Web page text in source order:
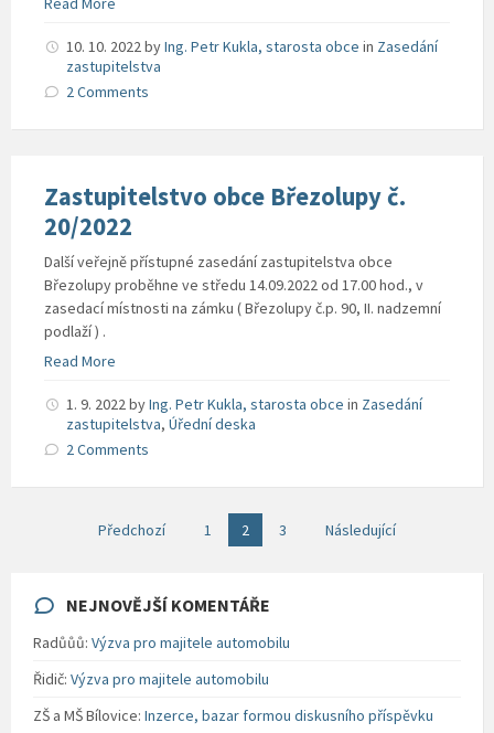
10. 10. 2022byIng. Petr Kukla, starosta obce in Zasedání
zastupitelstva
2 Comments
Zastupitelstvo obce Březolupy č.
20/2022
Další veřejně přístupné zasedání zastupitelstva obce
Březolupy proběhne ve středu 14.09.2022 od 17.00 hod., v
zasedací místnosti na zámku ( Březolupy č.p. 90, II. nadzemní
podlaží ) .
Read More
1. 9. 2022byIng. Petr Kukla, starosta obce in Zasedání
zastupitelstva, Úřední deska
2 Comments
NavigacePředchozí 1 2 3 Následující
NEJNOVĚJŠÍ KOMENTÁŘE
Radůůů: Výzva pro majitele automobilu
Řidič: Výzva pro majitele automobilu
ZŠ a MŠ Bílovice: Inzerce, bazar formou diskusního příspěvku